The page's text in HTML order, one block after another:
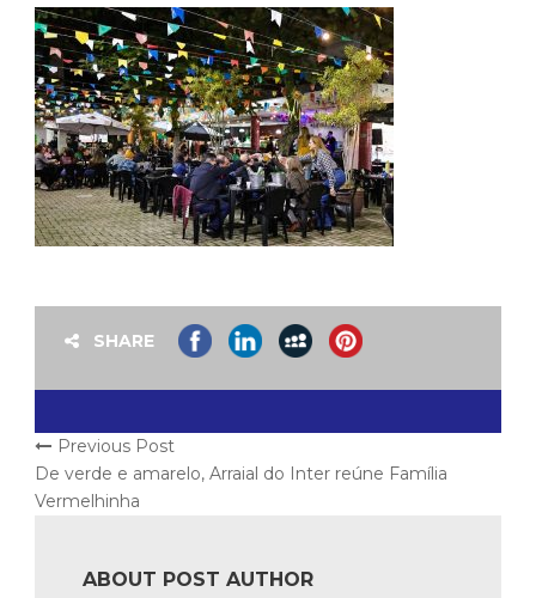
SHARE
Previous Post
De verde e amarelo, Arraial do Inter reúne Família
Vermelhinha
ABOUT POST AUTHOR